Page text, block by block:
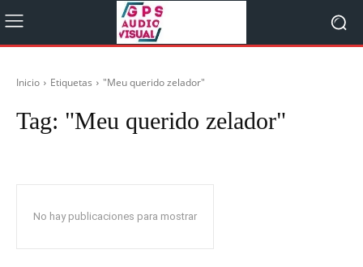
Inicio Etiquetas "Meu querido zelador"
Tag: "Meu querido zelador"
No hay publicaciones para mostrar